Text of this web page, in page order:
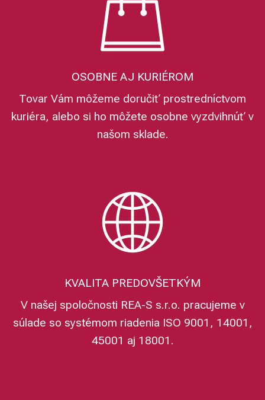
OSOBNE AJ KURIÉROM
Tovar Vám môžeme doručiť prostredníctvom
kuriéra, alebo si ho môžete osobne vyzdvihnúť v
našom sklade.
KVALITA PREDOVŠETKÝM
V našej spoločnosti REA-S s.r.o. pracujeme v
súlade so systémom riadenia ISO 9001, 14001,
45001 aj 18001.